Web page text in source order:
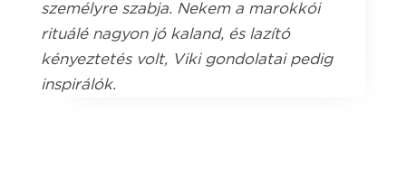
személyre szabja. Nekem a marokkói
rituálé nagyon jó kaland, és lazító
kényeztetés volt, Viki gondolatai pedig
inspirálók.